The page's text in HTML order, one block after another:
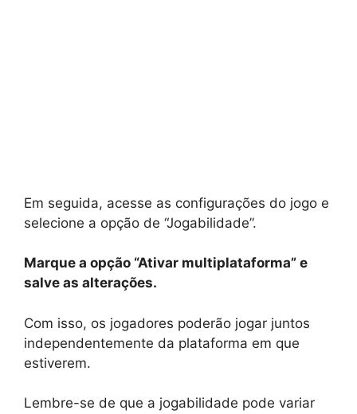
Em seguida, acesse as configurações do jogo e
selecione a opção de “Jogabilidade”.
Marque a opção “Ativar multiplataforma” e
salve as alterações.
Com isso, os jogadores poderão jogar juntos
independentemente da plataforma em que
estiverem.
Lembre-se de que a jogabilidade pode variar